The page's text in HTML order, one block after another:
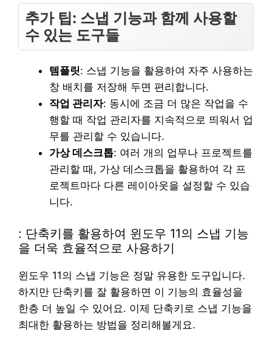
추가 팁: 스냅 기능과 함께 사용할
수 있는 도구들
템플릿: 스냅 기능을 활용하여 자주 사용하는
창 배치를 저장해 두면 편리합니다.
작업 관리자: 동시에 조금 더 많은 작업을 수
행할 때 작업 관리자를 지속적으로 띄워서 업
무를 관리할 수 있습니다.
가상 데스크톱: 여러 개의 업무나 프로젝트를
관리할 때, 가상 데스크톱을 활용하여 각 프
로젝트마다 다른 레이아웃을 설정할 수 있습
니다.
: 단축키를 활용하여 윈도우 11의 스냅 기능
을 더욱 효율적으로 사용하기
윈도우 11의 스냅 기능은 정말 유용한 도구입니다.
하지만 단축키를 잘 활용하면 이 기능의 효율성을
한층 더 높일 수 있어요. 이제 단축키로 스냅 기능을
최대한 활용하는 방법을 정리해볼게요.